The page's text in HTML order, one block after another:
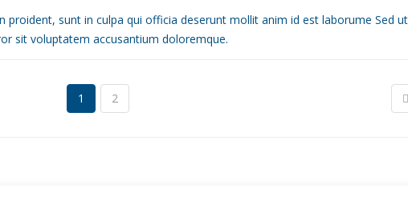
proident, sunt in culpa qui officia deserunt mollit anim id est laborume Sed ut
sit voluptatem accusantium doloremque.
1 2